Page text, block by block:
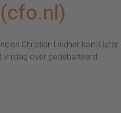
Christian Lindner komt
over gedebatteerd.